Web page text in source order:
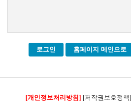
로그인 홈페이지 메인으로
[개인정보처리방침] [저작권보호정책]